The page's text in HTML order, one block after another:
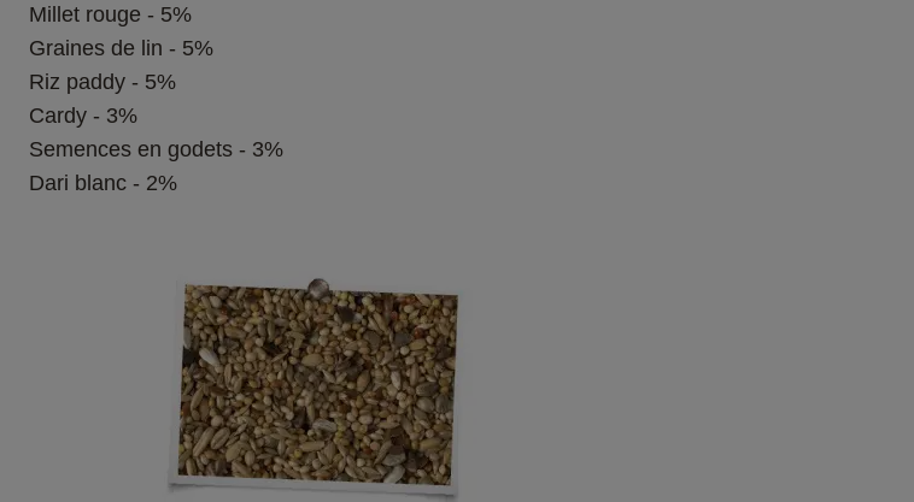
Millet rouge - 5%
Graines de lin - 5%
Riz paddy - 5%
Cardy - 3%
Semences en godets - 3%
Dari blanc - 2%